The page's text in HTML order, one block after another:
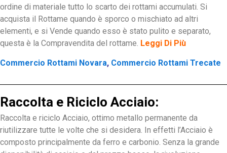
ordine di materiale tutto lo scarto dei rottami accumulati. Si
acquista il Rottame quando è sporco o mischiato ad altri
elementi, e si Vende quando esso è stato pulito e separato,
questa è la Compravendita del rottame. Leggi Di Più
Commercio Rottami Novara, Commercio Rottami Trecate
Raccolta e Riciclo Acciaio:
Raccolta e riciclo Acciaio, ottimo metallo permanente da
riutilizzare tutte le volte che si desidera. In effetti l’Acciaio è
composto principalmente da ferro e carbonio. Senza la grande